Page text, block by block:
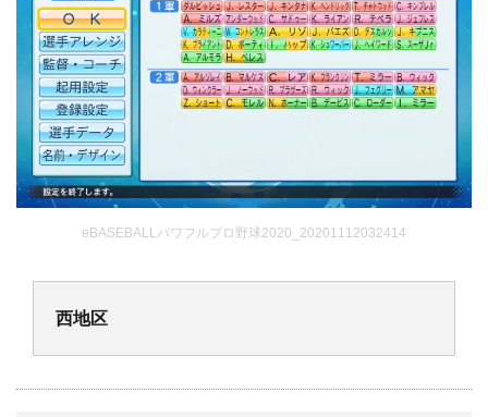
eBASEBALLパワフルプロ野球2020_20201112032414
西地区